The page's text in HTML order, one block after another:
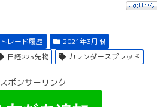
トレード履歴
2021年3月限
日経225先物 カレンダースプレッド
スポンサーリンク